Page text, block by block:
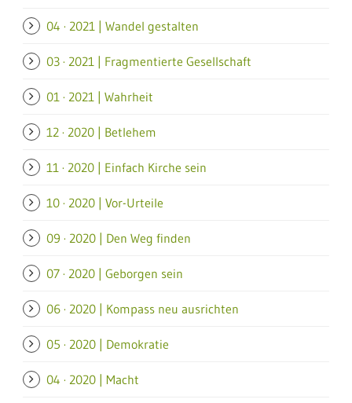
04 · 2021 | Wandel gestalten
03 · 2021 | Fragmentierte Gesellschaft
01 · 2021 | Wahrheit
12 · 2020 | Betlehem
11 · 2020 | Einfach Kirche sein
10 · 2020 | Vor-Urteile
09 · 2020 | Den Weg finden
07 · 2020 | Geborgen sein
06 · 2020 | Kompass neu ausrichten
05 · 2020 | Demokratie
04 · 2020 | Macht